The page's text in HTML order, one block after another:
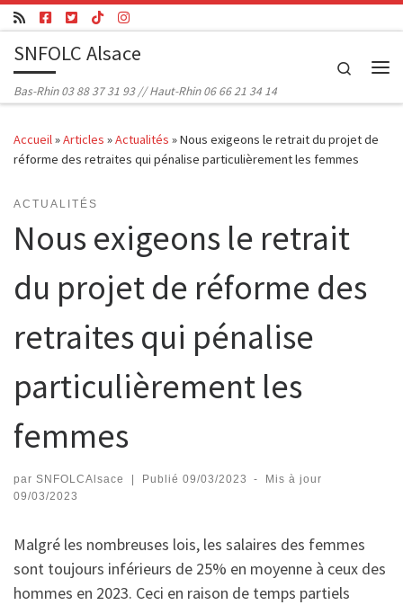
Passer au contenu
SNFOLC Alsace
Bas-Rhin 03 88 37 31 93 // Haut-Rhin 06 66 21 34 14
Search
Accueil»Articles »Actualités »Nous exigeons le retrait du projet de
réforme des retraites qui pénalise particulièrement les femmes
ACTUALITÉS
Nous exigeons le retrait
du projet de réforme des
retraites qui pénalise
particulièrement les
femmes
par SNFOLCAlsace Publié 09/03/2023 -
Mis à jour
09/03/2023
Malgré les nombreuses lois, les salaires des femmes
sont toujours inférieurs de 25% en moyenne à ceux des
hommes en 2023. Ceci en raison de temps partiels